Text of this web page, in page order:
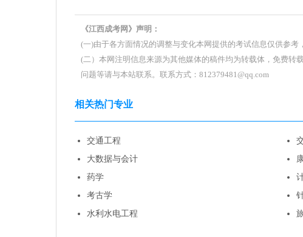
《江西成考网》声明：
(一)由于各方面情况的调整与变化本网提供的考试信息仅供参考
(二）本网注明信息来源为其他媒体的稿件均为转载体，免费转
问题等请与本站联系。联系方式：812379481@qq.com
相关热门专业
交通工程
大数据与会计
药学
考古学
水利水电工程